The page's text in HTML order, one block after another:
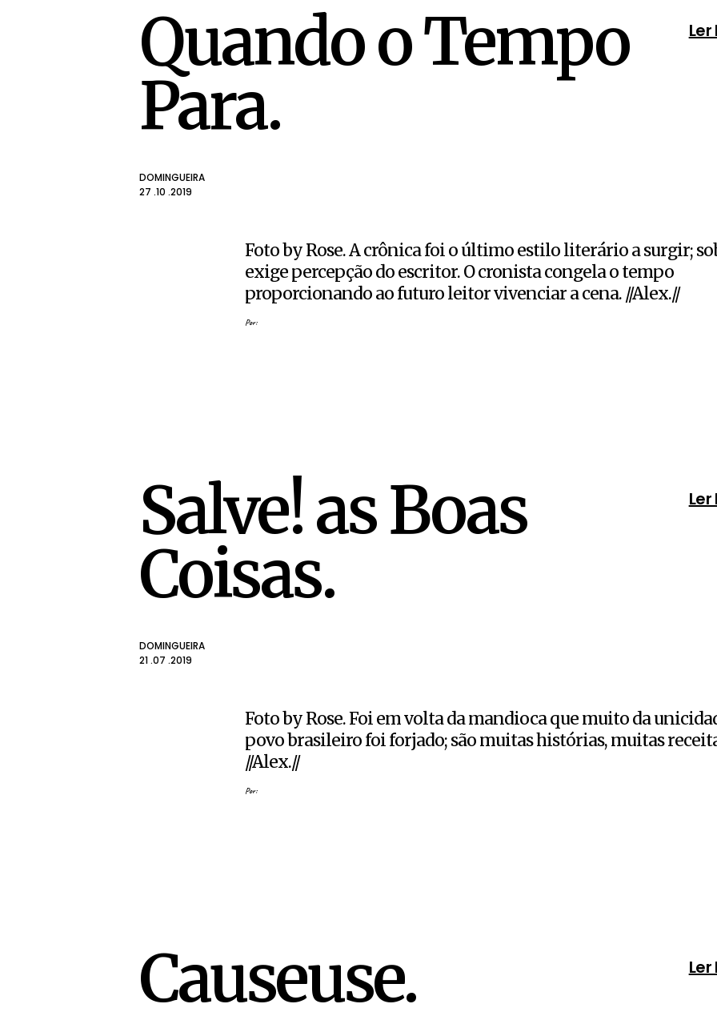
Quando o Tempo
Para.
DOMINGUEIRA
27 .10 .2019
Foto by Rose. A crônica foi o último estilo literário a surgir;
exige percepção do escritor. O cronista congela o tempo
proporcionando ao futuro leitor vivenciar a cena. //Alex.//
Por:
Salve! as Boas
Coisas.
DOMINGUEIRA
21 .07 .2019
Foto by Rose. Foi em volta da mandioca que muito da
povo brasileiro foi forjado; são muitas histórias, muitas
//Alex.//
Por:
Causeuse.